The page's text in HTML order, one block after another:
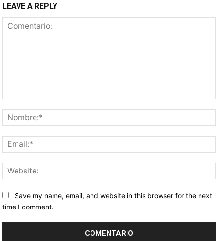
LEAVE A REPLY
Save my name, email, and website in this browser for the next
time I comment.